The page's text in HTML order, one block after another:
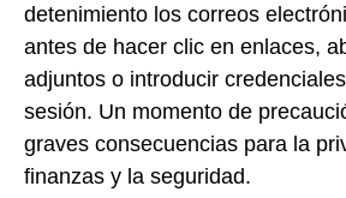
detenimiento los correos
antes de hacer clic en enlaces,
adjuntos o introducir
sesión. Un momento de
graves consecuencias para la
finanzas y la seguridad.